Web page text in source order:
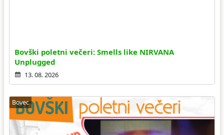
Bovški poletni večeri: Smells like NIRVANA
Unplugged
13. 08. 2026
Bovec